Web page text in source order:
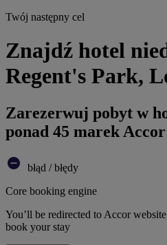
Twój następny cel
Znajdź hotel
Regent's Park,
Zarezerwuj pobyt w
ponad 45 marek Accor
błąd / błędy
Core booking engine
You’ll be redirected to Accor
book your stay